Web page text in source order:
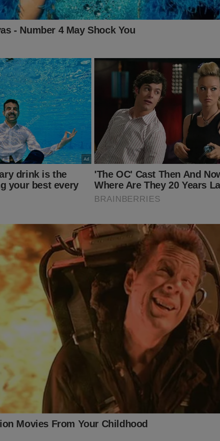
assinantes:MUITO OBRIGADO!É com a sua ajuda que
batalha.
é umassinante,considere essa possibilidade. O valor é muito
que fazem toda a diferença no JCO. Para assinar é muito
https://assinante.jornaldacidadeonline.com.br/apresentacao
IMPORTANTE! CONTAMOS COM VOCÊ!